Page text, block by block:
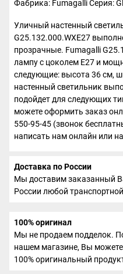
Фабрика: FumagalliСерия:
Уличный настенный
G25.132.000.WXE27
прозрачные. Fumagalli
лампу с цоколем E27 и
следующие: высота 36 см,
настенный светильник
подойдет для следующих
можете оформить заказ
550-95-45 (звонок
написать нам онлайн или
Доставка по России
Мы доставим заказанный
России любой
100% оригинал
Мы не продаем подделок.
нашем магазине, Вы
100% оригинальный